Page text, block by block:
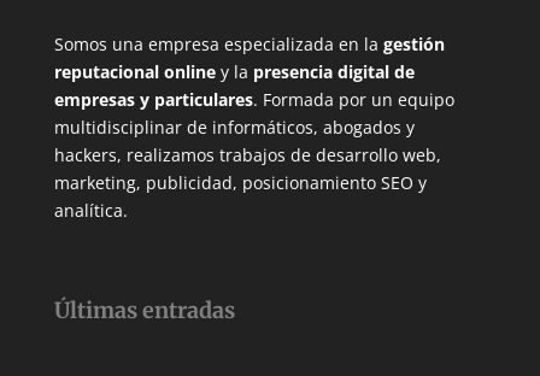
Somos una empresa especializada en la gestión
reputacional onliney la presencia digital de
empresas y particulares. Formada por un equipo
multidisciplinar de informáticos, abogados y
hackers, realizamos trabajos de desarrollo web,
marketing, publicidad, posicionamiento SEO y
analítica.
Últimas entradas